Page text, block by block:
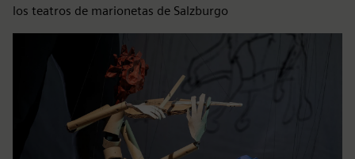
los teatros de marionetas de Salzburgo